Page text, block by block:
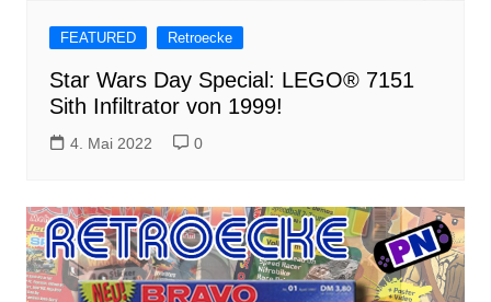
FEATURED Retroecke
Star Wars Day Special: LEGO® 7151
Sith Infiltrator von 1999!
4. Mai 2022 0